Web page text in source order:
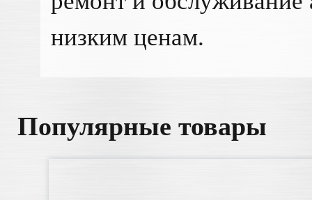
низким ценам.
Популярные товары